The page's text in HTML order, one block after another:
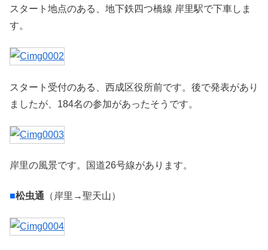
スタート地点のある、地下鉄四つ橋線 岸里駅で下車しま
す。
スタート受付のある、西成区役所前です。後で発表があり
ましたが、184名の参加があったそうです。
岸里の風景です。国道26号線があります。
■松虫通 （岸里→聖天山）